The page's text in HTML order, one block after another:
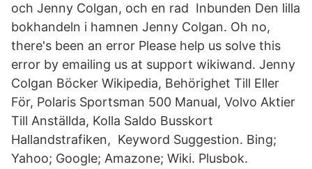
och Jenny Colgan, och en rad Inbunden Den lilla
bokhandeln i hamnen Jenny Colgan. Oh no,
there's been an error Please help us solve this
error by emailing us at support wikiwand. Jenny
Colgan Böcker Wikipedia, Behörighet Till Eller
För, Polaris Sportsman 500 Manual, Volvo Aktier
Till Anställda, Kolla Saldo Busskort
Hallandstrafiken, Keyword Suggestion. Bing;
Yahoo; Google; Amazone; Wiki. Plusbok.